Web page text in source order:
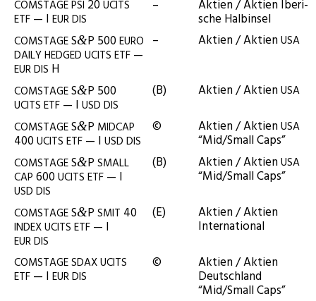
COMSTAGEPSI 20 UCITS
ETF — I EURDIS
– Akti­en / Akti­en Ibe­ri­
sche Halbinsel
COMSTAGES&P 500 EURO
DAILYHEDGED UCITS ETF —
EURDIS H
– Akti­en / Akti­enUSA
COMSTAGES&P 500
UCITS ETF — I USD DIS
(B) Akti­en / Akti­enUSA
COMSTAGES&P MIDCAP
400 UCITS ETF — I USD DIS
© Akti­en / Akti­enUSA
“Mid/Small Caps”
COMSTAGES&P SMALL
CAP 600 UCITS ETF — I
USD DIS
(B) Akti­en / Akti­enUSA
“Mid/Small Caps”
COMSTAGES&P SMIT 40
INDEXUCITS ETF — I
EURDIS
(E) Akti­en / Akti­en
International
COMSTAGESDAXUCITS
ETF — I EURDIS
© Akti­en / Akti­en
Deutsch­land
“Mid/Small Caps”